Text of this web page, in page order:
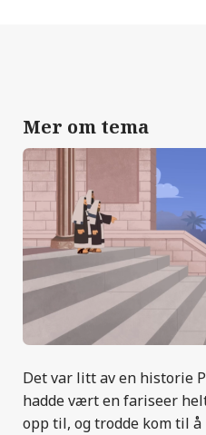
Mer om tema
Det var litt av en historie
hadde vært en fariseer
opp til, og trodde kom til